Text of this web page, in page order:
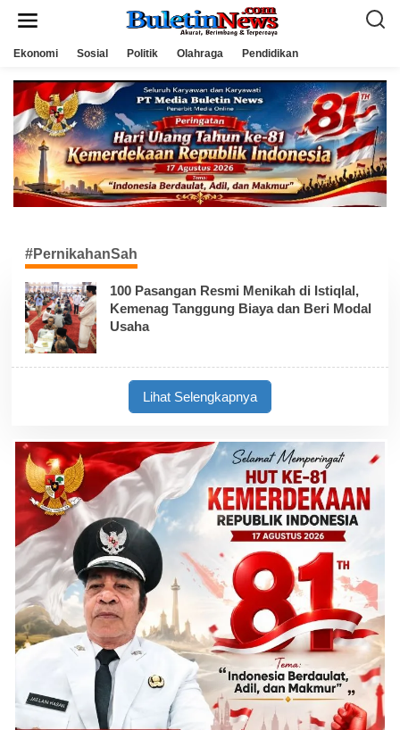
Ekonomi Sosial Politik Olahraga Pendidikan
#PernikahanSah
100 Pasangan Resmi Menikah di Istiqlal,
Kemenag Tanggung Biaya dan Beri Modal
Usaha
Lihat Selengkapnya